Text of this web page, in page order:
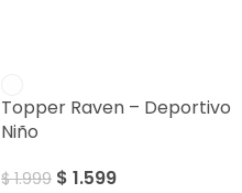
Topper Raven – Deportivo
Niño
$1.999 $ 1.599